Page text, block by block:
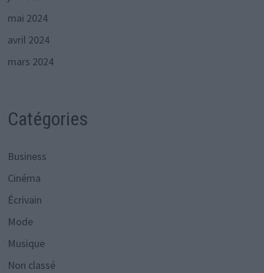
mai 2024
avril 2024
mars 2024
Catégories
Business
Cinéma
Écrivain
Mode
Musique
Non classé